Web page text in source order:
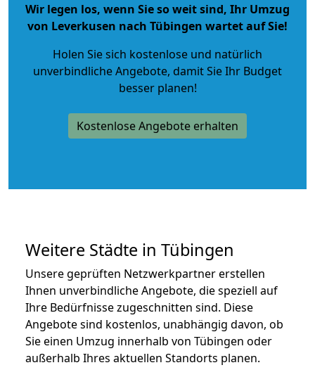
Wir legen los, wenn Sie so weit sind, Ihr Umzug
von Leverkusen nach Tübingen wartet auf Sie!
Holen Sie sich kostenlose und natürlich
unverbindliche Angebote, damit Sie Ihr Budget
besser planen!
Kostenlose Angebote erhalten
Weitere Städte in Tübingen
Unsere geprüften Netzwerkpartner erstellen
Ihnen unverbindliche Angebote, die speziell auf
Ihre Bedürfnisse zugeschnitten sind. Diese
Angebote sind kostenlos, unabhängig davon, ob
Sie einen Umzug innerhalb von Tübingen oder
außerhalb Ihres aktuellen Standorts planen.